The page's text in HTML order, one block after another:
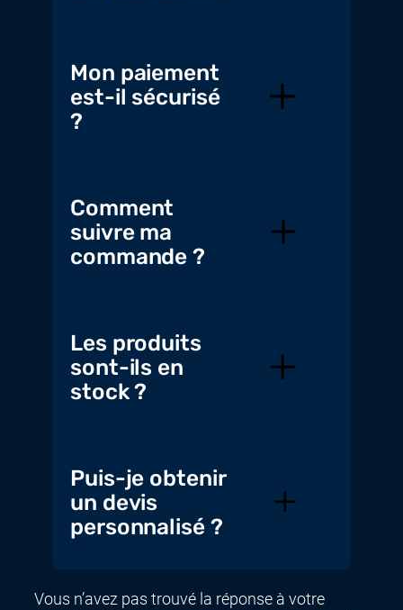
Mon paiement
est-il sécurisé
?
Comment
suivre ma
commande ?
Les produits
sont-ils en
stock ?
Puis-je obtenir
un devis
personnalisé ?
Vous n’avez pas trouvé la réponse à votre